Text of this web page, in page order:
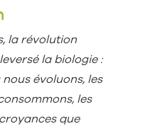
la révolution
la biologie :
évoluons, les
les
que